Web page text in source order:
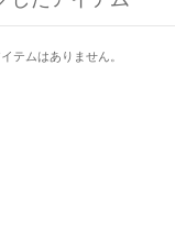
テムはありません。